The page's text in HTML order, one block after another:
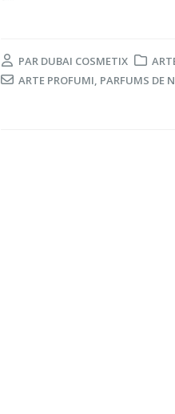
PAR DUBAI COSMETIX
ARTE PROFUMI, PARFUMS DE